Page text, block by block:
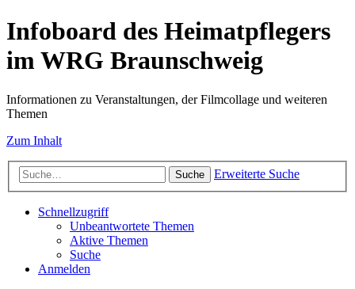
Infoboard des Heimatpflegers
im WRG Braunschweig
Informationen zu Veranstaltungen, der Filmcollage und weiteren
Themen
Zum Inhalt
Suche Erweiterte Suche
Schnellzugriff
Unbeantwortete Themen
Aktive Themen
Suche
Anmelden